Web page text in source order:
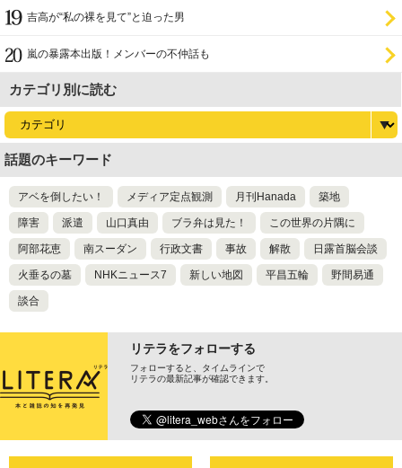
吉高が“私の裸を見て”と迫った男
嵐の暴露本出版！メンバーの不仲話も
カテゴリ別に読む
話題のキーワード
アベを倒したい！ メディア定点観測 月刊Hanada 築地
障害 派遣 山口真由 ブラ弁は見た！ この世界の片隅に
阿部花恵 南スーダン 行政文書 事故 解散 日露首脳会談
火垂るの墓 NHKニュース7 新しい地図 平昌五輪 野間易通
談合
リテラをフォローする
フォローすると、タイムラインで
リテラの最新記事が確認できます。